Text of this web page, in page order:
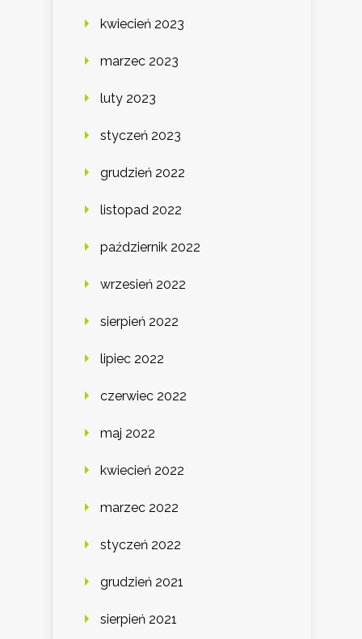
kwiecień 2023
marzec 2023
luty 2023
styczeń 2023
grudzień 2022
listopad 2022
październik 2022
wrzesień 2022
sierpień 2022
lipiec 2022
czerwiec 2022
maj 2022
kwiecień 2022
marzec 2022
styczeń 2022
grudzień 2021
sierpień 2021